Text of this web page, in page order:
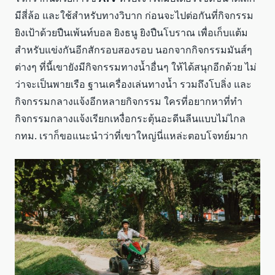
มีสี่ล้อ และใช้สำหรับทางวิบาก ก่อนจะไปต่อกันที่กิจกรรม
ยิงเป้าด้วยปืนเพ้นท์บอล ยิงธนู ยิงปืนโบราณ เพื่อเก็บแต้ม
สำหรับแข่งกันอีกสักรอบสองรอบ นอกจากกิจกรรมมันส์ๆ
ต่างๆ ที่นี้เขายังมีกิจกรรมทางน้ำอื่นๆ ให้ได้สนุกอีกด้วย ไม่
ว่าจะเป็นพายเรือ ฐานเครื่องเล่นทางน้ำ รวมถึงโบลิ่ง และ
กิจกรรมกลางแจ้งอีกหลายกิจกรรม ใครที่อยากหาที่ทำ
กิจกรรมกลางแจ้งเรียกเหงื่อกระตุ้นอะดีนลีนแบบไม่ไกล
กทม. เราก็ขอแนะนำว่าที่เขาใหญ่นี่แหล่ะตอบโจทย์มาก